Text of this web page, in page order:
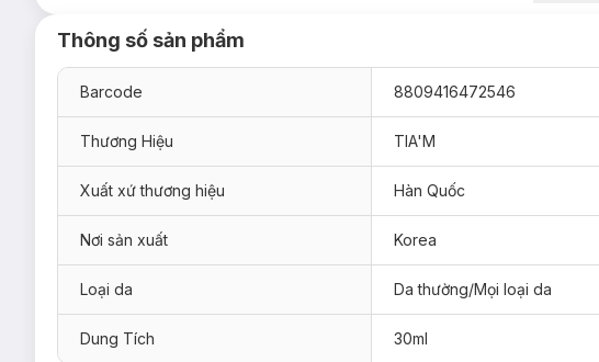
Thông số sản phẩm
Barcode 8809416472546
Thương Hiệu TIA'M
Xuất xứ thương hiệu Hàn Quốc
Nơi sản xuất Korea
Loại da Da thường/Mọi loại da
Dung Tích 30ml